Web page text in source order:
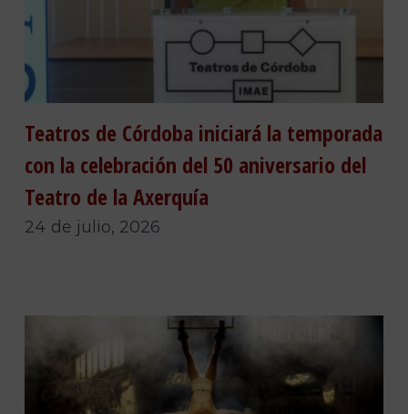
Teatros de Córdoba iniciará la temporada
con la celebración del 50 aniversario del
Teatro de la Axerquía
24 de julio, 2026